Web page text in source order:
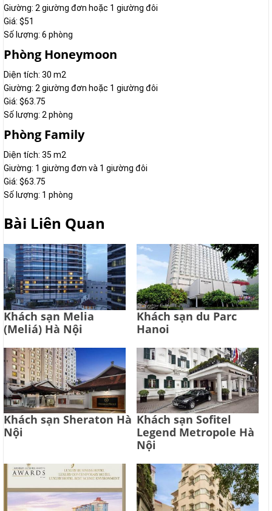
Giường: 2 giường đơn hoặc 1 giường đôi
Giá: $51
Số lượng: 6 phòng
Phòng Honeymoon
Diện tích: 30 m2
Giường: 2 giường đơn hoặc 1 giường đôi
Giá: $63.75
Số lượng: 2 phòng
Phòng Family
Diện tích: 35 m2
Giường: 1 giường đơn và 1 giường đôi
Giá: $63.75
Số lượng: 1 phòng
Bài Liên Quan
Khách sạn Melia
(Meliá) Hà Nội
Khách sạn du Parc
Hanoi
Khách sạn Sheraton Hà
Nội
Khách sạn Sofitel
Legend Metropole Hà
Nội